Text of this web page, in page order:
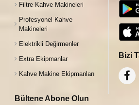
Filtre Kahve Makineleri
Profesyonel Kahve
Makineleri
Elektrikli Değirmenler
Extra Ekipmanlar
Kahve Makine Ekipmanları
Bizi
Bültene Abone Olun